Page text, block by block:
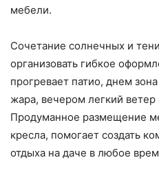
мебели.
Сочетание солнечных и
организовать гибкое
прогревает патио, днем
жара, вечером легкий ветер
Продуманное размещение
кресла, помогает создать
отдыха на даче в любое